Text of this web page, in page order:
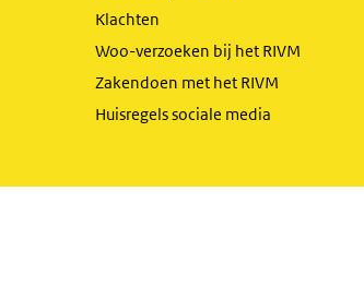
Klachten
Woo-verzoeken bij het RIVM
Zakendoen met het RIVM
Huisregels sociale media